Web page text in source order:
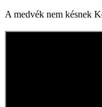
A medvék nem késnek